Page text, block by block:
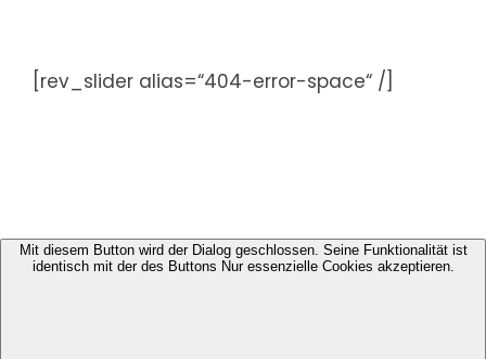
springen[rev_slider alias=“404-error-space“ /]
Mit diesem Button wird der Dialog geschlossen. Seine Funktionalität ist
identisch mit der des Buttons Nur essenzielle Cookies akzeptieren.